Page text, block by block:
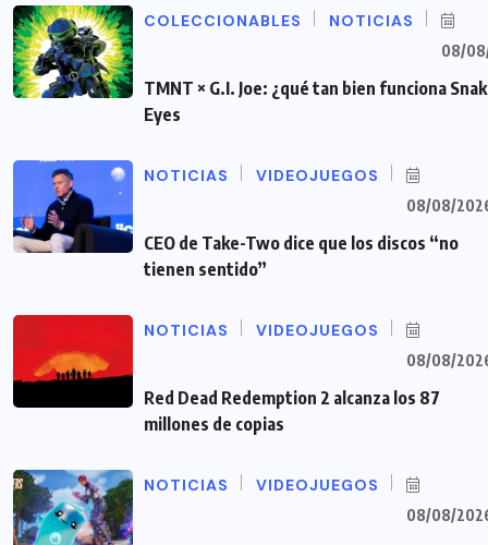
COLECCIONABLES NOTICIAS
08/
TMNT × G.I. Joe: ¿qué tan bien funciona
Eyes
NOTICIAS VIDEOJUEGOS
08/08/
CEO de Take-Two dice que los discos “no
tienen sentido”
NOTICIAS VIDEOJUEGOS
08/08/
Red Dead Redemption 2 alcanza los 87
millones de copias
NOTICIAS VIDEOJUEGOS
08/08/